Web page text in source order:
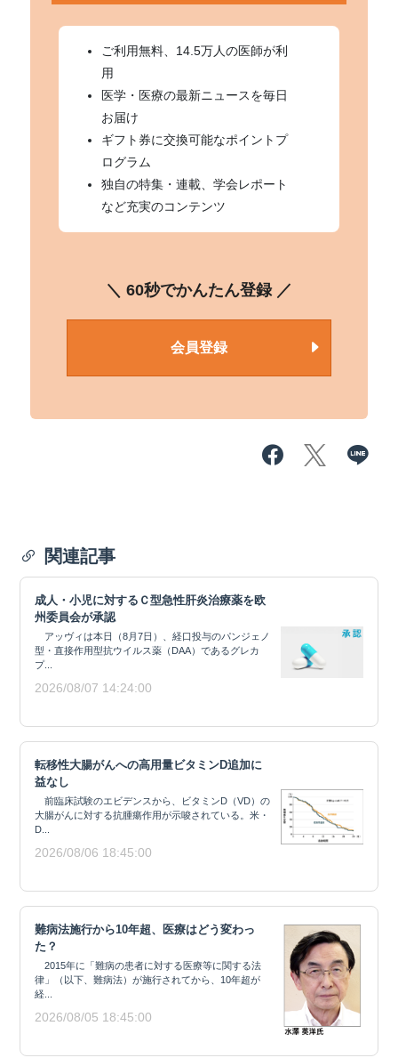
ご利用無料、14.5万人の医師が利
用
医学・医療の最新ニュースを毎日
お届け
ギフト券に交換可能なポイントプ
ログラム
独自の特集・連載、学会レポート
など充実のコンテンツ
＼ 60秒でかんたん登録 ／
会員登録
関連記事
成人・小児に対するＣ型急性肝炎治療薬を欧
州委員会が承認
アッヴィは本日（8月7日）、経口投与のパンジェノ
型・直接作用型抗ウイルス薬（DAA）であるグレカ
プ...
2026/08/07 14:24:00
転移性大腸がんへの高用量ビタミンD追加に
益なし
前臨床試験のエビデンスから、ビタミンD（VD）の
大腸がんに対する抗腫瘍作用が示唆されている。米・
D...
2026/08/06 18:45:00
難病法施行から10年超、医療はどう変わっ
た？
2015年に「難病の患者に対する医療等に関する法
律」（以下、難病法）が施行されてから、10年超が
経...
2026/08/05 18:45:00